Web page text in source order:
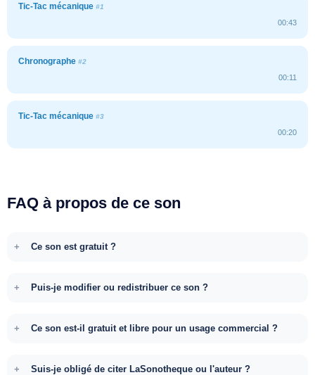
Tic-Tac mécanique #1
00:43
Chronographe #2
00:11
Tic-Tac mécanique #3
00:20
FAQ à propos de ce son
Ce son est gratuit ?
Puis-je modifier ou redistribuer ce son ?
Ce son est-il gratuit et libre pour un usage commercial ?
Suis-je obligé de citer LaSonotheque ou l'auteur ?